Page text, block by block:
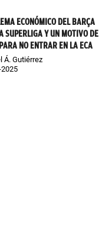
ECONÓMICO DEL BARÇA
SUPERLIGA Y UN MOTIVO DE
NO ENTRAR EN LA ECA
Á. Gutiérrez